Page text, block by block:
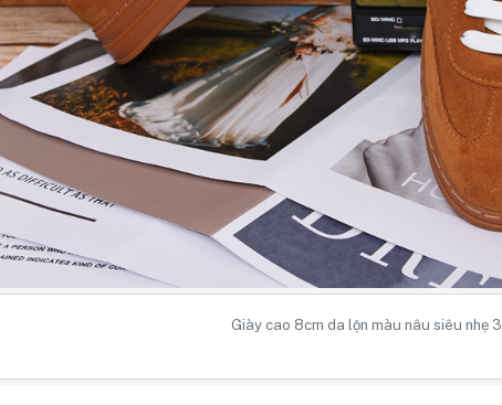
Giày cao 8cm da lộn màu nâu siêu nhẹ 3